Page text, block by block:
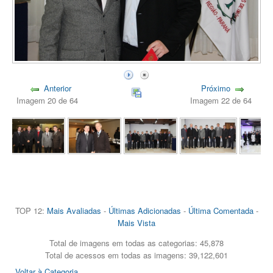
Anterior
Imagem 20 de 64
Próximo
Imagem 22 de 64
TOP 12: Mais Avaliadas - Últimas Adicionadas - Última Comentada-
Mais Vista
Total de imagens em todas as categorias: 45,878
Total de acessos em todas as imagens: 39,122,601